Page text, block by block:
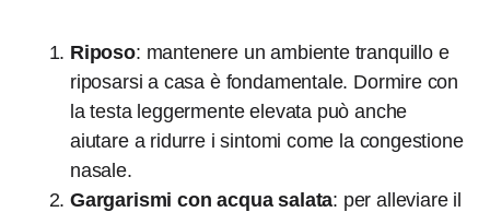
Riposo: mantenere un ambiente tranquillo e
riposarsi a casa è fondamentale. Dormire con
la testa leggermente elevata può anche
aiutare a ridurre i sintomi come la congestione
nasale.
Gargarismi con acqua salata: per alleviare il